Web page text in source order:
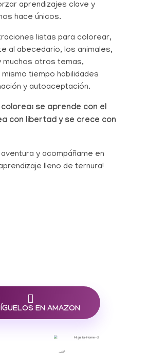
aprendizajes clave y
hace únicos.
listas para colorear,
al abecedario, los animales,
muchos otros temas,
tiempo habilidades
y autoaceptación.
se aprende con el
con libertad y se crece con
y acompáñame en
lleno de ternura!
EN AMAZON